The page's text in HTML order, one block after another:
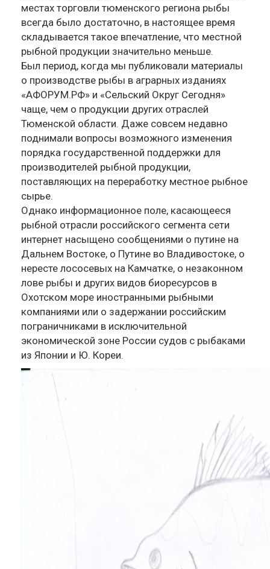
местах торговли тюменского региона рыбы
всегда было достаточно, в настоящее время
складывается такое впечатление, что местной
рыбной продукции значительно меньше.
Был период, когда мы публиковали материалы
о производстве рыбы в аграрных изданиях
«АФОРУМ.РФ» и «Сельский Округ Сегодня»
чаще, чем о продукции других отраслей
Тюменской области. Даже совсем недавно
поднимали вопросы возможного изменения
порядка государственной поддержки для
производителей рыбной продукции,
поставляющих на переработку местное рыбное
сырье.
Однако информационное поле, касающееся
рыбной отрасли российского сегмента сети
интернет насыщено сообщениями о путине на
Дальнем Востоке, о Путине во Владивостоке, о
нересте лососевых на Камчатке, о незаконном
лове рыбы и других видов биоресурсов в
Охотском море иностранными рыбными
компаниями или о задержании российским
пограничниками в исключительной
экономической зоне России судов с рыбаками
из Японии и Ю. Кореи.